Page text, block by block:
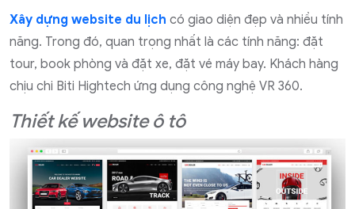
Xây dựng website du lịch có giao diện đẹp và nhiều tính
năng. Trong đó, quan trọng nhất là các tính năng: đặt
tour, book phòng và đặt xe, đặt vé máy bay. Khách hàng
chịu chi Biti Hightech ứng dụng công nghệ VR 360.
Thiết kế website ô tô